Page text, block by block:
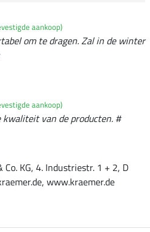
aankoop)
om te dragen. Zal in de winter
aankoop)
van de producten. #
KG, 4. Industriestr. 1 + 2, D
www.kraemer.de